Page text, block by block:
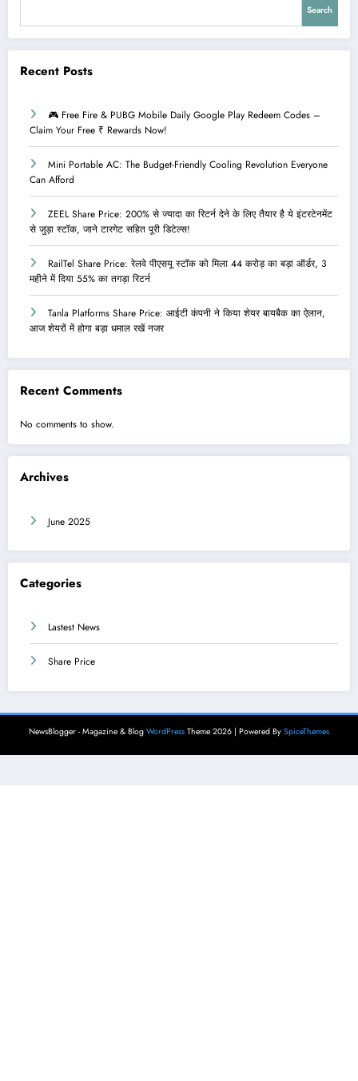
Search
Recent Posts
🎮 Free Fire & PUBG Mobile Daily Google Play Redeem Codes –
Claim Your Free ₹ Rewards Now!
Mini Portable AC: The Budget-Friendly Cooling Revolution Everyone
Can Afford
ZEEL Share Price: 200% से ज्यादा का रिटर्न देने के लिए तैयार है ये इंटरटेनमेंट
से जुड़ा स्टॉक, जाने टारगेट सहित पूरी डिटेल्स!
RailTel Share Price: रेलवे पीएसयू स्टॉक को मिला 44 करोड़ का बड़ा ऑर्डर, 3
महीने में दिया 55% का तगड़ा रिटर्न
Tanla Platforms Share Price: आईटी कंपनी ने किया शेयर बायबैक का ऐलान,
आज शेयरों में होगा बड़ा धमाल रखें नजर
Recent Comments
No comments to show.
Archives
June 2025
Categories
Lastest News
Share Price
NewsBlogger - Magazine & Blog WordPress Theme 2026 | Powered By SpiceThemes